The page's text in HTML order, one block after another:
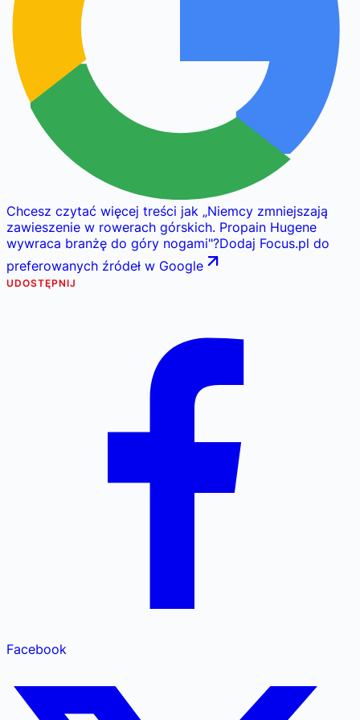
Chcesz czytać więcej treści jak „Niemcy zmniejszają
zawieszenie w rowerach górskich. Propain Hugene
wywraca branżę do góry nogami"?Dodaj Focus.pl do
preferowanych źródeł w Google
UDOSTĘPNIJ
Facebook